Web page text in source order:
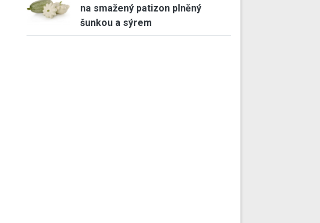
na smažený patizon plněný
šunkou a sýrem